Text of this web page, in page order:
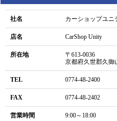
社名 カーショップユニ
店名 CarShop Unity
所在地
〒613-0036
京都府久世郡久御
TEL 0774-48-2400
FAX 0774-48-2402
営業時間 9:00～18:00